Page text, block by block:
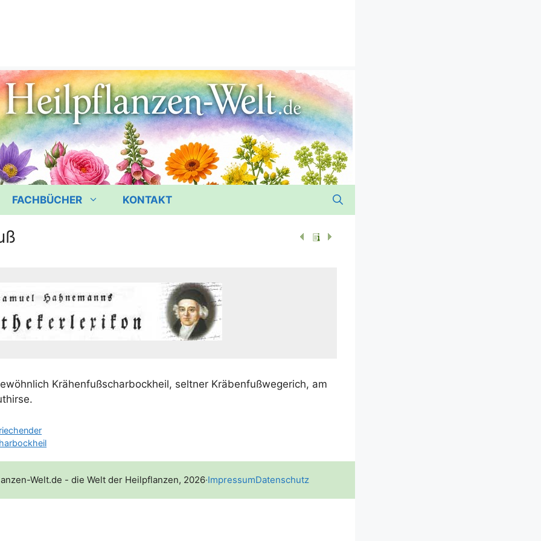
FACHBÜCHER KONTAKT
Krä­hen­fußsch­ar­bock­heil, selt­ner Krä­ben­fuß­we­ge­rich, am
Welt.de - die Welt der Heilpflanzen, 2026·ImpressumDatenschutz